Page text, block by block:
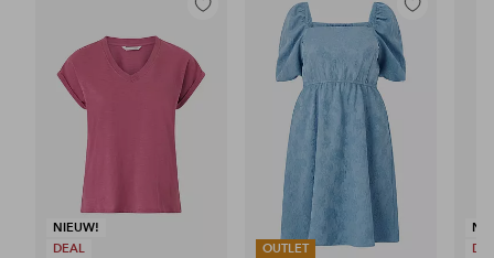
NIEUW!
DEAL
Toevoegen
favorieten
OUTLET
Toevoegen
aan
favorieten